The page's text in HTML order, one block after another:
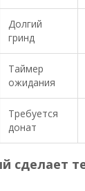
Долгий
гринд
Таймер
ожидания
Требуется
донат
сделает